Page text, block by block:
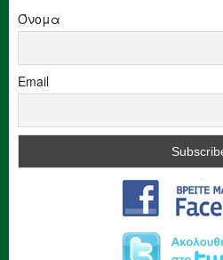
Όνομα
Email